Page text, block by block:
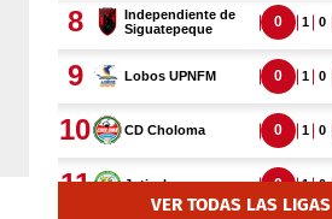
VER TODAS LAS LIGAS